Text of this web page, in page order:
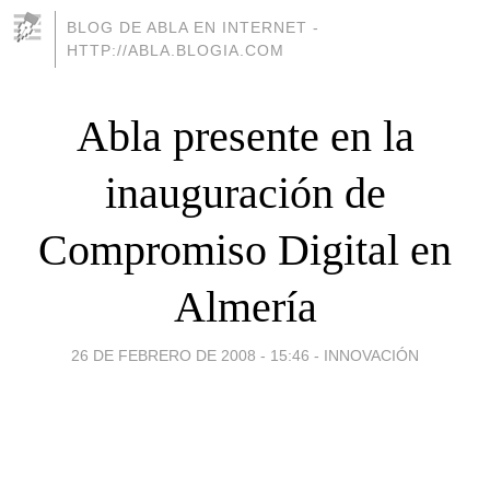
BLOG DE ABLA EN INTERNET -
HTTP://ABLA.BLOGIA.COM
Abla presente en la
inauguración de
Compromiso Digital en
Almería
26 DE FEBRERO DE 2008 - 15:46 - INNOVACIÓN